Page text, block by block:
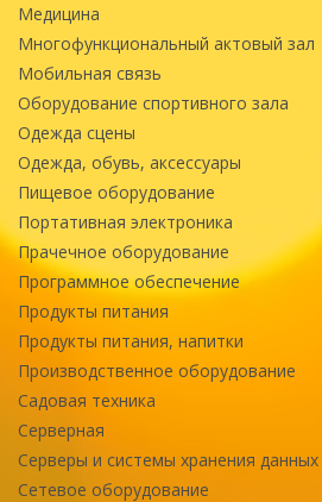
Медицина
Многофункциональный актовый зал
Мобильная связь
Оборудование спортивного зала
Одежда сцены
Одежда, обувь, аксессуары
Пищевое оборудование
Портативная электроника
Прачечное оборудование
Программное обеспечение
Продукты питания
Продукты питания, напитки
Производственное оборудование
Садовая техника
Серверная
Серверы и системы хранения данных
Сетевое оборудование